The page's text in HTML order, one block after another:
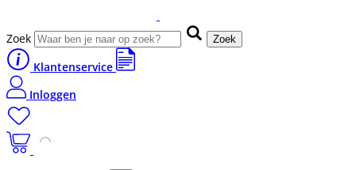
Zoek Zoek
Klantenservice
Inloggen